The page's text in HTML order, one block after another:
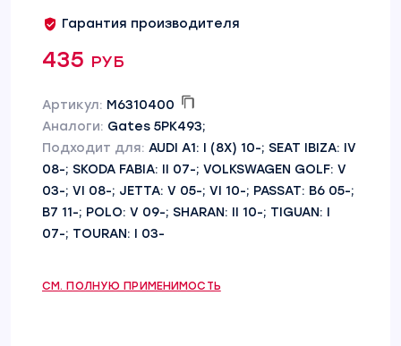
Гарантия производителя
435 руб
Артикул: M6310400
Аналоги: Gates 5PK493;
Подходит для: AUDI A1: I (8X) 10-; SEAT IBIZA: IV
08-; SKODA FABIA: II 07-; VOLKSWAGEN GOLF: V
03-; VI 08-; JETTA: V 05-; VI 10-; PASSAT: B6 05-;
B7 11-; POLO: V 09-; SHARAN: II 10-; TIGUAN: I
07-; TOURAN: I 03-
СМ. ПОЛНУЮ ПРИМЕНИМОСТЬ